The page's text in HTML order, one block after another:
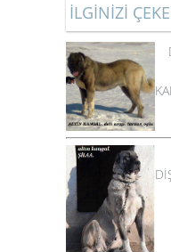
İLGİNİZİ